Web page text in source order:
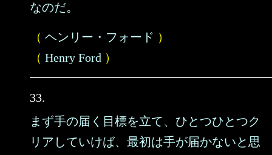
なのだ。
（ ヘンリー・フォード ）
（ Henry Ford ）
33.
まず手の届く目標を立て、ひとつひとつク
リアしていけば、最初は手が届かないと思